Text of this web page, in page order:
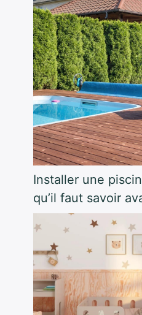
Installer une
qu’il faut savoir